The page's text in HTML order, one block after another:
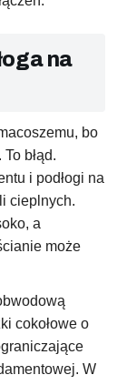
na
bo
błąd.
i podłogi na
cieplnych.
a
może
cokołowe o
W